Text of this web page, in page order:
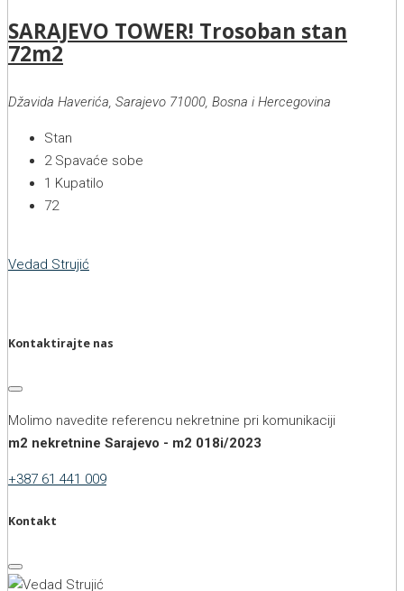
SARAJEVO TOWER! Trosoban stan
72m2
Džavida Haverića, Sarajevo 71000, Bosna i Hercegovina
Stan
2 Spavaće sobe
1 Kupatilo
72
Vedad Strujić
Kontaktirajte nas
Molimo navedite referencu nekretnine pri komunikaciji
m2 nekretnine Sarajevo - m2 018i/2023
+387 61 441 009
Kontakt